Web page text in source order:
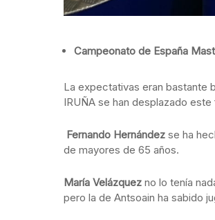
Campeonato de España
La expectativas eran bastante
IRUÑA se han desplazado
Fernando Hernández se ha
de mayores de 65 años.
María Velázquez no lo tenía
pero la de Antsoain ha sabido